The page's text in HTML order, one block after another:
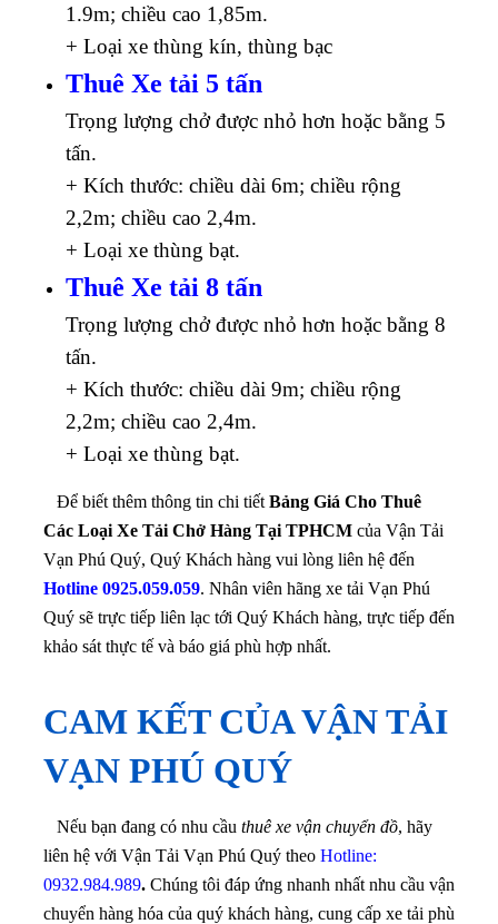
1.9m; chiều cao 1,85m.
+ Loại xe thùng kín, thùng bạc
Thuê Xe tải 5 tấn
Trọng lượng chở được nhỏ hơn hoặc bằng 5
tấn.
+ Kích thước: chiều dài 6m; chiều rộng
2,2m; chiều cao 2,4m.
+ Loại xe thùng bạt.
Thuê Xe tải 8 tấn
Trọng lượng chở được nhỏ hơn hoặc bằng 8
tấn.
+ Kích thước: chiều dài 9m; chiều rộng
2,2m; chiều cao 2,4m.
+ Loại xe thùng bạt.
Để biết thêm thông tin chi tiết Bảng Giá Cho Thuê
Các Loại Xe Tải Chở Hàng Tại TPHCM của Vận Tải
Vạn Phú Quý, Quý Khách hàng vui lòng liên hệ đến
Hotline 0925.059.059. Nhân viên hãng xe tải Vạn Phú
Quý sẽ trực tiếp liên lạc tới Quý Khách hàng, trực tiếp đến
khảo sát thực tế và báo giá phù hợp nhất.
CAM KẾT CỦA VẬN TẢI
VẠN PHÚ QUÝ
Nếu bạn đang có nhu cầu thuê xe vận chuyển đồ, hãy
liên hệ với Vận Tải Vạn Phú Quý theo Hotline:
0932.984.989. Chúng tôi đáp ứng nhanh nhất nhu cầu vận
chuyển hàng hóa của quý khách hàng, cung cấp xe tải phù